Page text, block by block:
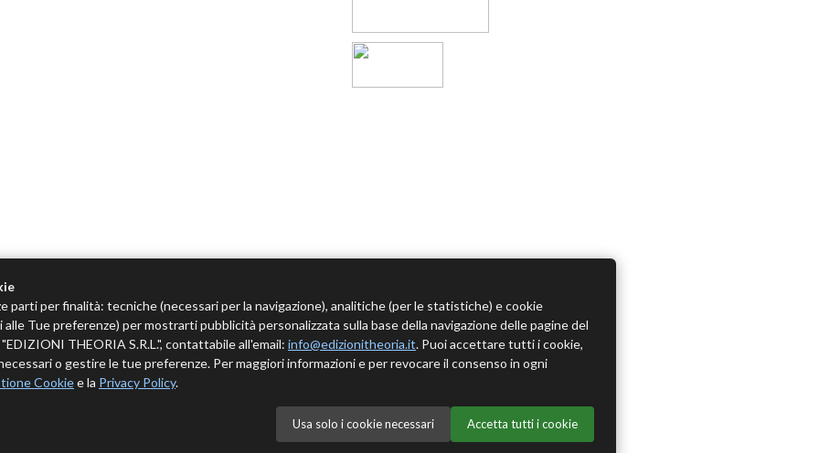
parti per finalità: tecniche (necessari per la navigazione), analitiche (per le statistiche) e cookie
Tue preferenze) per mostrarti pubblicità personalizzata sulla base della navigazione delle pagine del
THEORIA S.R.L.", contattabile all'email: info@edizionitheoria.it. Puoi accettare tutti i cookie,
o gestire le tue preferenze. Per maggiori informazioni e per revocare il consenso in ogni
Cookiee la Privacy Policy.
Usa solo i cookie necessari Accetta tutti i cookie